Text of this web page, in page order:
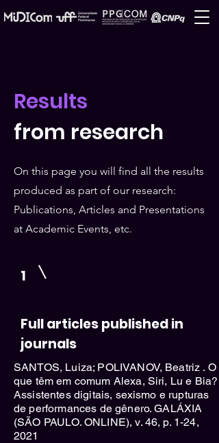
Results
from research
On this page you will find all the results
produced as part of our research:
Publications, Articles and Presentations
at Academic Events, etc.
1
Full articles published in
journals
SANTOS, Luiza; POLIVANOV, Beatriz . O
que têm em comum Alexa, Siri, Lu e Bia?
Assistentes digitais, sexismo e rupturas
de performances de gênero. GALÁXIA
(SÃO PAULO. ONLINE), v. 46, p. 1-24,
2021